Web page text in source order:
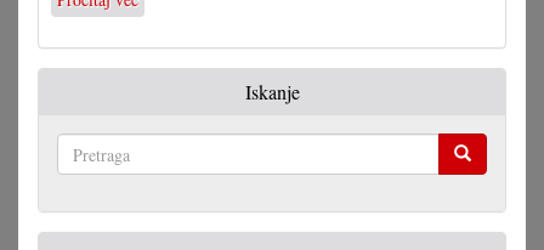
50
ljet
muzika
Iskanje